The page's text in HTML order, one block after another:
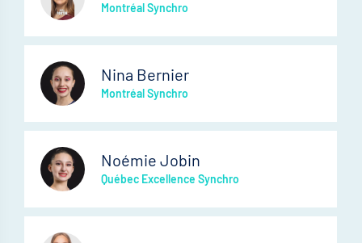
Montréal Synchro
Nina Bernier
Montréal Synchro
Noémie Jobin
Québec Excellence Synchro